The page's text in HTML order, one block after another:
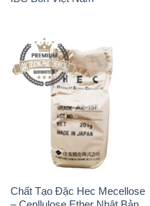
Chất Tạo Đặc Hec Mecellose